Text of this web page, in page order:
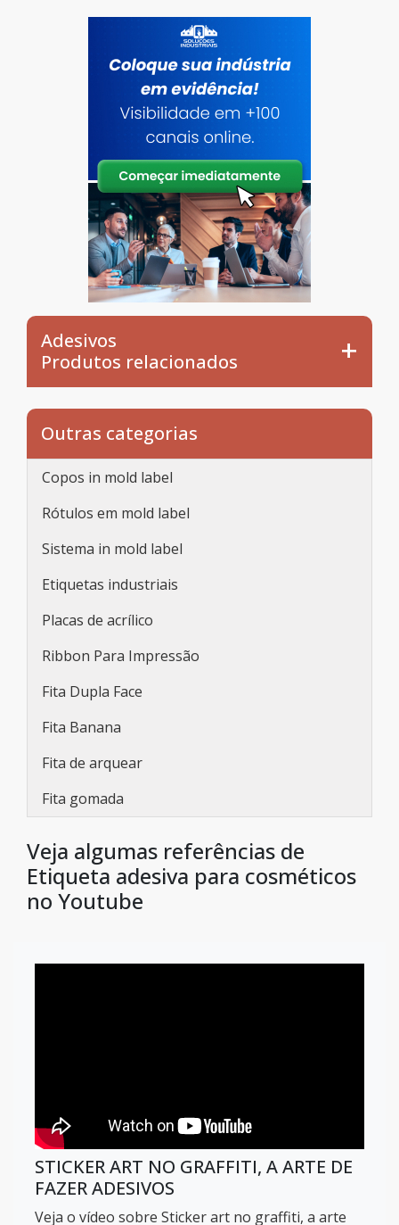
Adesivos
Produtos relacionados
Outras categorias
Copos in mold label
Rótulos em mold label
Sistema in mold label
Etiquetas industriais
Placas de acrílico
Ribbon Para Impressão
Fita Dupla Face
Fita Banana
Fita de arquear
Fita gomada
Veja algumas referências de
Etiqueta adesiva para cosméticos
no Youtube
STICKER ART NO GRAFFITI, A ARTE DE
FAZER ADESIVOS
Veja o vídeo sobre Sticker art no graffiti, a arte